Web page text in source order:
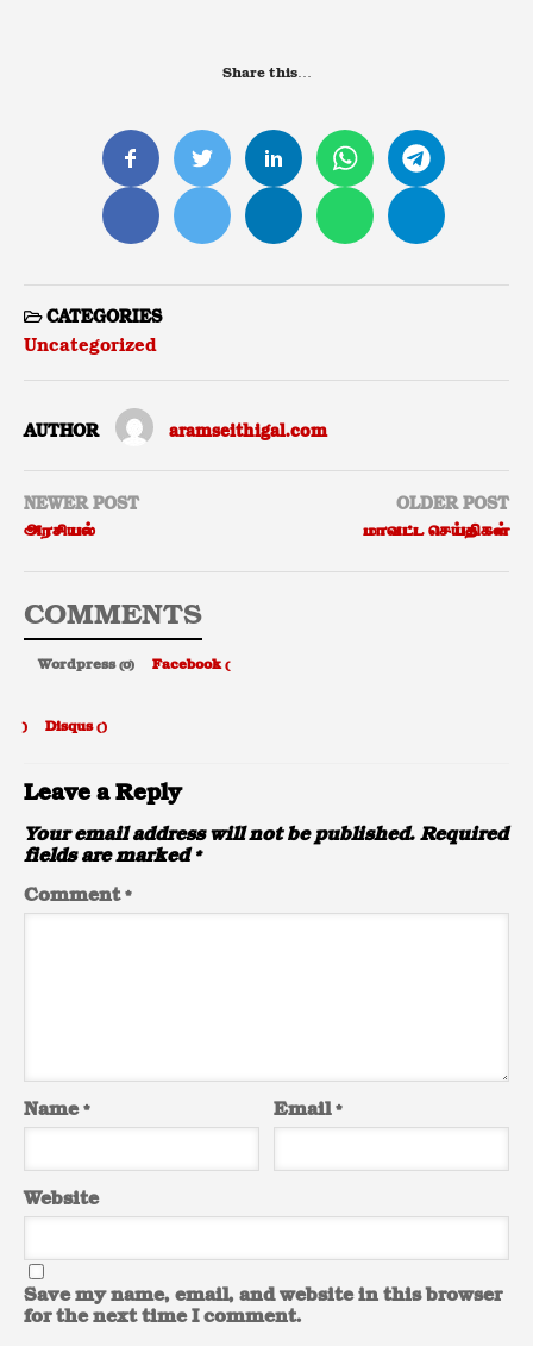
Share this…
CATEGORIES
Uncategorized
AUTHOR aramseithigal.com
NEWER POST
அரசியல்
OLDER POST
மாவட்ட செய்திகள்
COMMENTS
Wordpress (0) Facebook (
) Disqus ( )
Leave a Reply
Your email address will not be published. Required
fields are marked *
Comment*
Name* Email*
Website
Save my name, email, and website in this browser
for the next time I comment.